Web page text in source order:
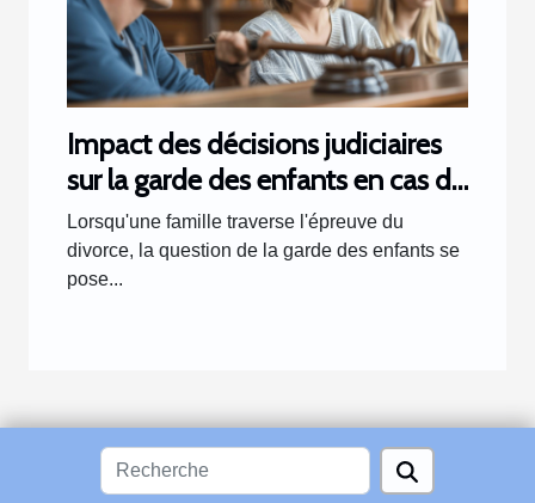
Impact des décisions judiciaires
sur la garde des enfants en cas de
divorce
Lorsqu'une famille traverse l'épreuve du
divorce, la question de la garde des enfants se
pose...